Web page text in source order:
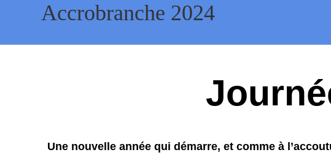
Accrobranche 2024
Une nouvelle année qui démarre, et comme à